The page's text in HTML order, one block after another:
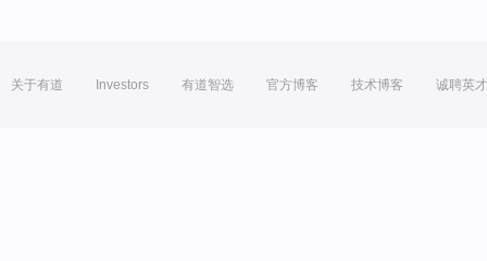
关于有道 Investors 有道智选 官方博客 技术博客 诚聘英才